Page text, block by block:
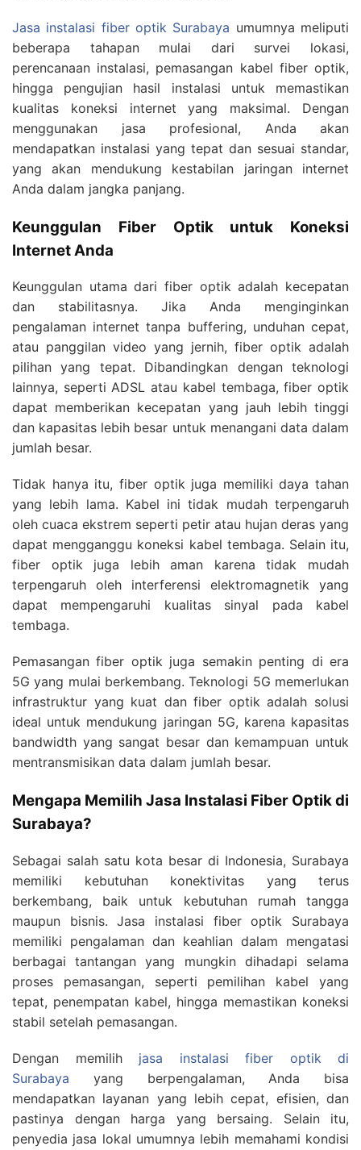
Jasa instalasi fiber optik Surabaya umumnya meliputi
beberapa tahapan mulai dari survei lokasi,
perencanaan instalasi, pemasangan kabel fiber optik,
hingga pengujian hasil instalasi untuk memastikan
kualitas koneksi internet yang maksimal. Dengan
menggunakan jasa profesional, Anda akan
mendapatkan instalasi yang tepat dan sesuai standar,
yang akan mendukung kestabilan jaringan internet
Anda dalam jangka panjang.
Keunggulan Fiber Optik untuk Koneksi
Internet Anda
Keunggulan utama dari fiber optik adalah kecepatan
dan stabilitasnya. Jika Anda menginginkan
pengalaman internet tanpa buffering, unduhan cepat,
atau panggilan video yang jernih, fiber optik adalah
pilihan yang tepat. Dibandingkan dengan teknologi
lainnya, seperti ADSL atau kabel tembaga, fiber optik
dapat memberikan kecepatan yang jauh lebih tinggi
dan kapasitas lebih besar untuk menangani data dalam
jumlah besar.
Tidak hanya itu, fiber optik juga memiliki daya tahan
yang lebih lama. Kabel ini tidak mudah terpengaruh
oleh cuaca ekstrem seperti petir atau hujan deras yang
dapat mengganggu koneksi kabel tembaga. Selain itu,
fiber optik juga lebih aman karena tidak mudah
terpengaruh oleh interferensi elektromagnetik yang
dapat mempengaruhi kualitas sinyal pada kabel
tembaga.
Pemasangan fiber optik juga semakin penting di era
5G yang mulai berkembang. Teknologi 5G memerlukan
infrastruktur yang kuat dan fiber optik adalah solusi
ideal untuk mendukung jaringan 5G, karena kapasitas
bandwidth yang sangat besar dan kemampuan untuk
mentransmisikan data dalam jumlah besar.
Mengapa Memilih Jasa Instalasi Fiber Optik di
Surabaya?
Sebagai salah satu kota besar di Indonesia, Surabaya
memiliki kebutuhan konektivitas yang terus
berkembang, baik untuk kebutuhan rumah tangga
maupun bisnis. Jasa instalasi fiber optik Surabaya
memiliki pengalaman dan keahlian dalam mengatasi
berbagai tantangan yang mungkin dihadapi selama
proses pemasangan, seperti pemilihan kabel yang
tepat, penempatan kabel, hingga memastikan koneksi
stabil setelah pemasangan.
Dengan memilih jasa instalasi fiber optik di
Surabaya yang berpengalaman, Anda bisa
mendapatkan layanan yang lebih cepat, efisien, dan
pastinya dengan harga yang bersaing. Selain itu,
penyedia jasa lokal umumnya lebih memahami kondisi